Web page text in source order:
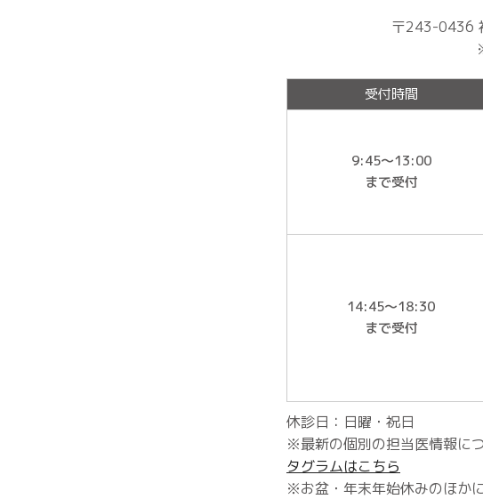
〒243-0436
受付時間
9:45〜13:00
まで受付
14:45〜18:30
まで受付
休診日：日曜・祝日
※最新の個別の担当医情報に
タグラムはこちら
※お盆・年末年始休みのほか